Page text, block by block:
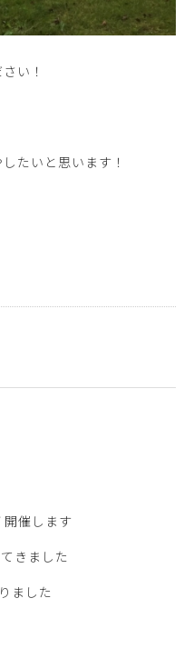
い！
たいと思います！
開催します
きました
ました